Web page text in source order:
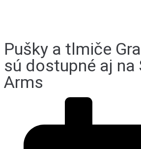
Pušky a tlmiče
sú dostupné aj na
Arms